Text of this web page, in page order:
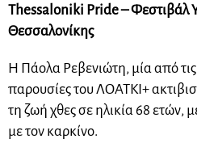
Thessaloniki Pride – Φεστιβάλ
Θεσσαλονίκης
Η Πάολα Ρεβενιώτη, μία από
παρουσίες του ΛΟΑΤΚΙ+
τη ζωή χθες σε ηλικία 68
με τον καρκίνο.